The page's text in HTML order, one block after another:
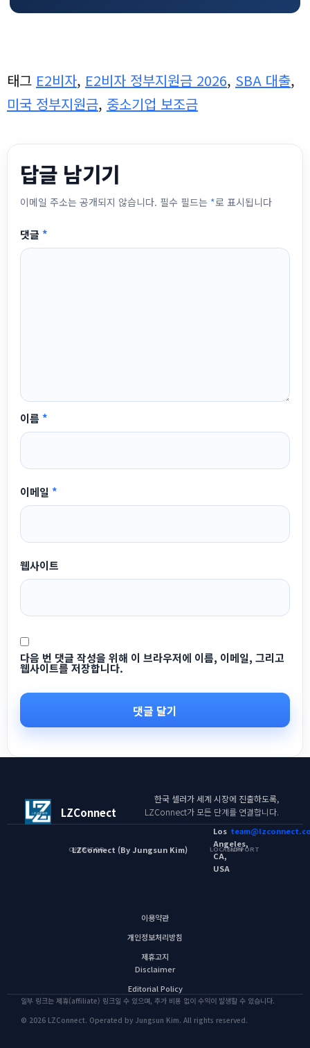
태그 E2비자, E2비자 정부지원금 2026, SBA 대출,
미국 정부지원금, 중소기업 보조금
답글 남기기
이메일 주소는 공개되지 않습니다. 필수 필드는 *로 표시됩니다
댓글 *
이름 *
이메일 *
웹사이트
다음 번 댓글 작성을 위해 이 브라우저에 이름, 이메일, 그리고
웹사이트를 저장합니다.
LZConnect
한국 셀러가 세계 시장에 진출하도록,
LZConnect가 모든 단계를 연결합니다.
OPERATOR
LZConnect (By Jungsun Kim) LOCATION
Los
Angeles,
CA,
USA
SUPPORT
이용약관
개인정보처리방침
제휴고지
Disclaimer
Editorial Policy
일부 링크는 제휴(affiliate) 링크일 수 있으며, 추가 비용 없이 수익이 발생할 수 있습니다.
© 2026 LZConnect. Operated by Jungsun Kim. All rights reserved.